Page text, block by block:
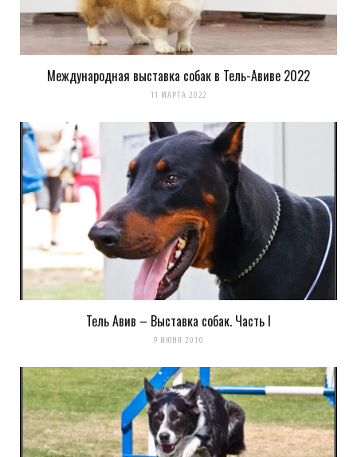
Сохранить моё имя, email и адрес сайта в этом браузере для
Уведомить меня о новых комментариях по email.
Уведомлять меня о новых записях почтой.
Оповещать о новых
комментариях. А можно простоподписаться на комментарии
Международная выставка собак в Тель-Авиве 2022
11 МАРТА 2022
Тель Авив – Выставка собак. Часть I
9 ИЮНЯ 2010